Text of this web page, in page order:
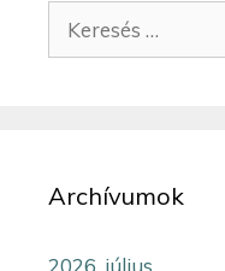
Archívumok
2026. július